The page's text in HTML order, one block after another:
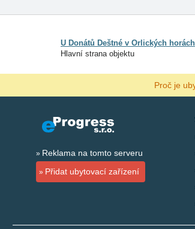
U Donátů Deštné v Orlických horách
Hlavní strana objektu
Proč je
Reklama na tomto serveru
Přidat ubytovací zařízení